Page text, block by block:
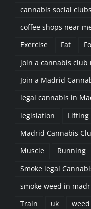
cannabis social
coffee shops near
Exercise
Fat
join a cannabis club
Join a Madrid
legal cannabis in
legislation
Lifting
Madrid Cannabis
Muscle
Running
Smoke legal
smoke weed in
Train
uk